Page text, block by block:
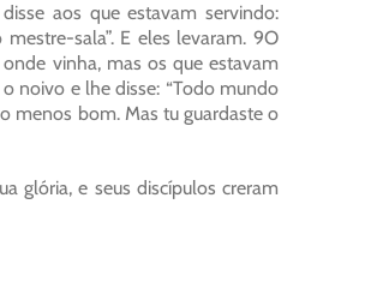
aos que estavam servindo:
sala”. E eles levaram. 9O
vinha, mas os que estavam
noivo e lhe disse: “Todo mundo
menos bom. Mas tu guardaste o
glória, e seus discípulos creram